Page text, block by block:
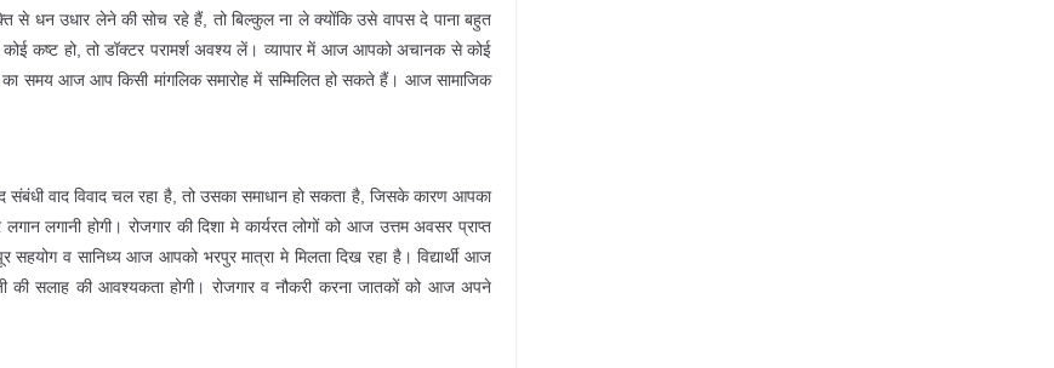
से धन उधार लेने की सोच रहे हैं, तो बिल्कुल ना ले क्योंकि उसे वापस दे पाना बहुत
कष्ट हो, तो डॉक्टर परामर्श अवश्य लें। व्यापार में आज आपको अचानक से कोई
समय आज आप किसी मांगलिक समारोह में सम्मिलित हो सकते हैं। आज सामाजिक
वाद विवाद चल रहा है, तो उसका समाधान हो सकता है, जिसके कारण आपका
लगानी होगी। रोजगार की दिशा मे कार्यरत लोगों को आज उत्तम अवसर प्राप्त
व सानिध्य आज आपको भरपुर मात्रा मे मिलता दिख रहा है। विद्यार्थी आज
की सलाह की आवश्यकता होगी। रोजगार व नौकरी करना जातकों को आज अपने